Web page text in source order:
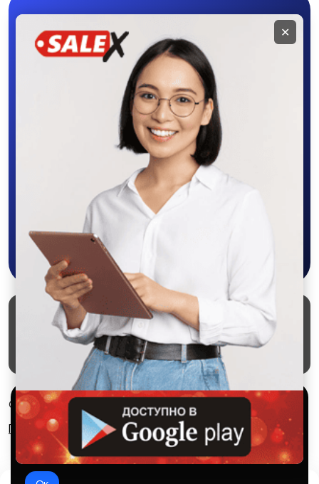
Мобильное
приложение
Скачайте приложение в Google Play –
крутите колесо фортуны, выигрывайте
бонусы, удобно ищите и размещайте
объявления - все это в нашем мобильном
приложении SALEX!
Скачать в Google Play
Маркеты Блог
О проекте
Служба поддержки
Удаление аккаунта
Партнерка
© 2026 SALEX МАРКЕТ
Правила сервиса
Конфиденциальность
Используем куки и рекомендательные
технологии
Это чтобы сайт работал лучше. Оставаясь с нами, вы
соглашаетесь на использование файлов куки.
✕